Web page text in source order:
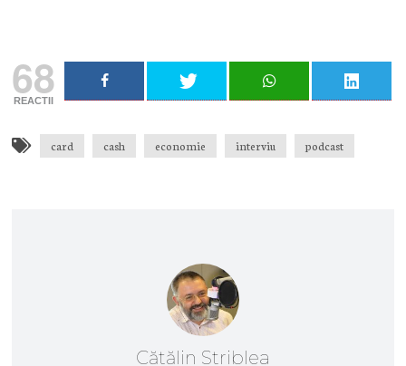
68
REACTII
card cash economie interviu podcast
Cătălin Striblea